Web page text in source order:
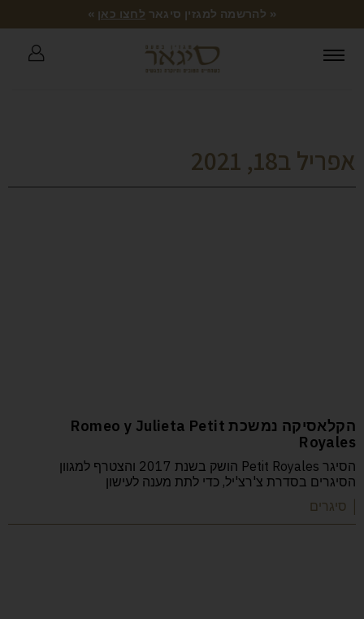
« להרשמה למגזין סיגאר לחצו כאן »
אפריל ב18, 2021
הקלאסיקה נמשכת Romeo y Julieta Petit
Royales
הסיגר Petit Royales הושק בשנת 2017 והצטרף למגוון
הסיגרים בסדרת צ'רצ'יל, כדי לתת מענה לעישון
| סיגרים